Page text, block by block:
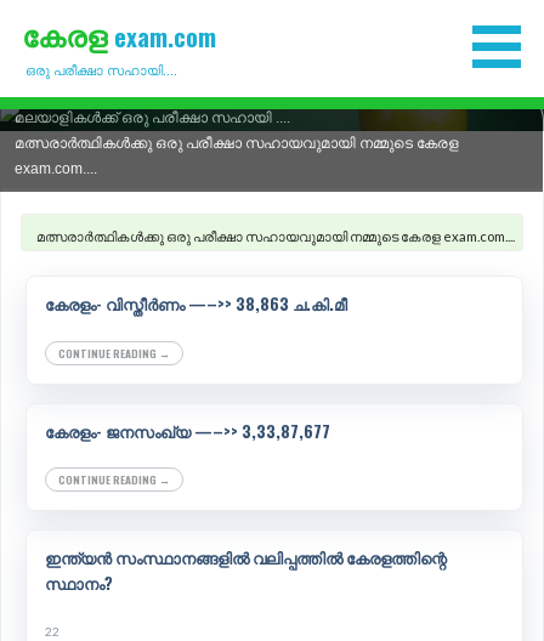
p
o
കേരള exam.com
ഒരു പരീക്ഷാ സഹായി....
മലയാളികൾക്ക് ഒരു പരീക്ഷാ സഹായി ....
മത്സരാർത്ഥികൾക്കു ഒരു പരീക്ഷാ സഹായവുമായി നമ്മുടെ കേരള
exam.com....
മത്സരാർത്ഥികൾക്കു ഒരു പരീക്ഷാ സഹായവുമായി നമ്മുടെ കേരള exam.com....
കേരളം- വിസ്തീർണം —–>> 38,863 ച.കി.മീ
CONTINUE READING →
കേരളം- ജനസംഖ്യ —–>> 3,33,87,677
CONTINUE READING →
ഇന്ത്യൻ സംസ്ഥാനങ്ങളിൽ വലിപ്പത്തിൽ കേരളത്തിന്റെ
സ്ഥാനം?
22